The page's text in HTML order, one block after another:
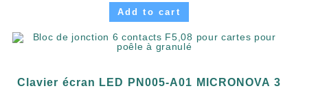
Add to cart
Clavier écran LED PN005-A01 MICRONOVA 3